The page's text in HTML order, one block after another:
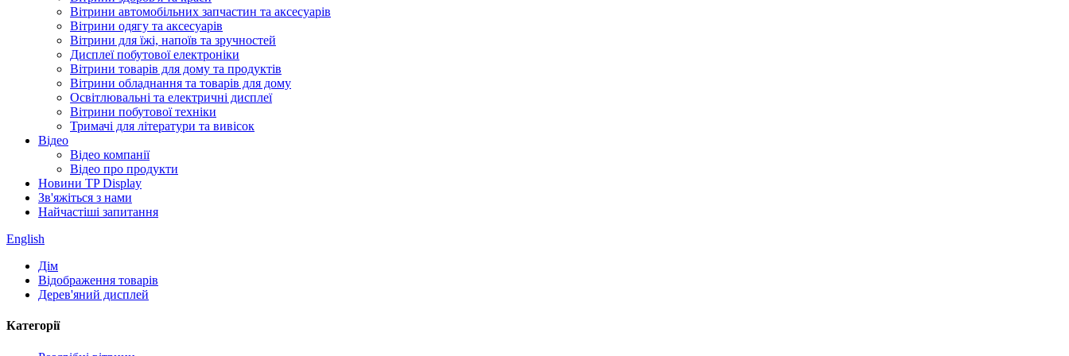
Вітрини автомобільних запчастин та аксесуарів
Вітрини одягу та аксесуарів
Вітрини для їжі, напоїв та зручностей
Дисплеї побутової електроніки
Вітрини товарів для дому та продуктів
Вітрини обладнання та товарів для дому
Освітлювальні та електричні дисплеї
Вітрини побутової техніки
Тримачі для літератури та вивісок
Відео
Відео компанії
Відео про продукти
Новини TP Display
Зв'яжіться з нами
Найчастіші запитання
English
Дім
Відображення товарів
Дерев'яний дисплей
Категорії